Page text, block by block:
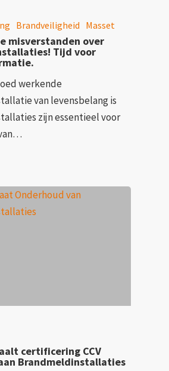
Brandveiligheid Masset
misverstanden over
Tijd voor
werkende
van levensbelang is
zijn essentieel voor
certificering CCV
Brandmeldinstallaties